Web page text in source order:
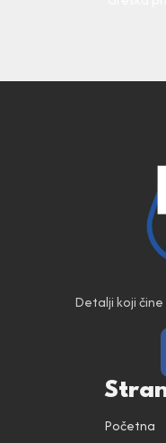
Detalji koji čine
Početna